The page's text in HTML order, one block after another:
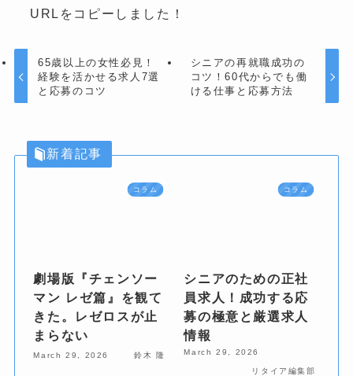
URLをコピーしました！
65歳以上の女性必見！
経験を活かせる求人7選
と応募のコツ
シニアの再就職成功の
コツ！60代からでも働
ける仕事と応募方法
新着記事
コラム
劇場版『チェンソー
マン レゼ篇』を観て
きた。レゼロスが止
まらない
March 29, 2026 鈴木 隆
コラム
シニアのための正社
員求人！成功する応
募の極意と厳選求人
情報
March 29, 2026
リタイア編集部